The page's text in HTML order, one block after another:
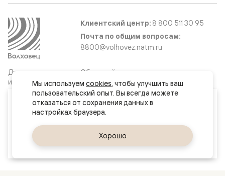
Ваш город
Хабаровск
Двери
и интерьерные
решения
Клиентский центр: 8 800 511 30 95
Почта по общим вопросам:
8800@volhovez.natm.ru
Обратный звонок
Сайт не является публичной офертой
Правовая информация
Мы используем cookies, чтобы улучшить ваш
пользовательский опыт. Вы всегда можете
отказаться от сохранения данных в
Хорошо